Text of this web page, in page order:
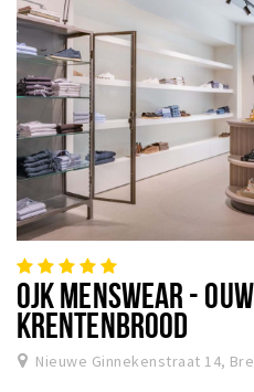
OJK MENSWEAR -
KRENTENBROOD
Nieuwe Ginnekenstraat 14,